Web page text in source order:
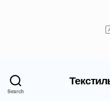
Search